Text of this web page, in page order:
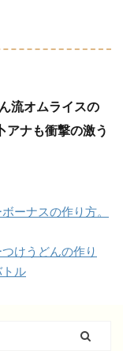
流オムライスの
アナも衝撃の激う
ーナスの作り方。
けうどんの作り
ル